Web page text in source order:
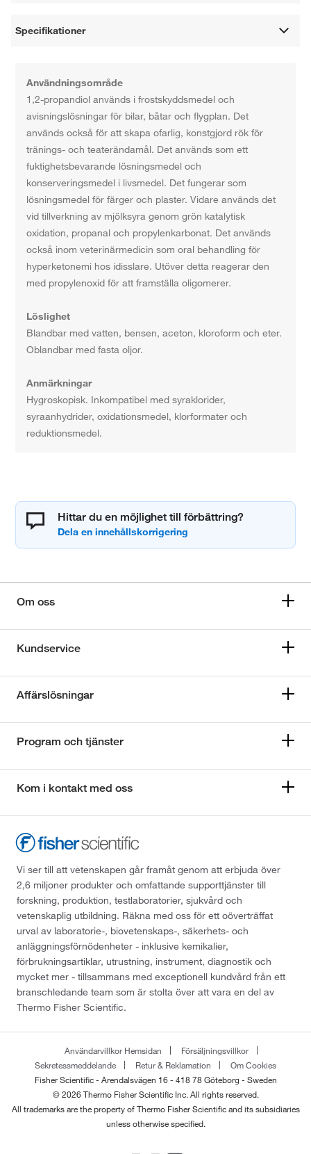
Specifikationer
Användningsområde
1,2-propandiol används i frostskyddsmedel och
avisningslösningar för bilar, båtar och flygplan. Det
används också för att skapa ofarlig, konstgjord rök för
tränings- och teaterändamål. Det används som ett
fuktighetsbevarande lösningsmedel och
konserveringsmedel i livsmedel. Det fungerar som
lösningsmedel för färger och plaster. Vidare används det
vid tillverkning av mjölksyra genom grön katalytisk
oxidation, propanal och propylenkarbonat. Det används
också inom veterinärmedicin som oral behandling för
hyperketonemi hos idisslare. Utöver detta reagerar den
med propylenoxid för att framställa oligomerer.
Löslighet
Blandbar med vatten, bensen, aceton, kloroform och eter.
Oblandbar med fasta oljor.
Anmärkningar
Hygroskopisk. Inkompatibel med syraklorider,
syraanhydrider, oxidationsmedel, klorformater och
reduktionsmedel.
Hittar du en möjlighet till förbättring?
Om oss
Kundservice
Affärslösningar
Program och tjänster
Kom i kontakt med oss
Vi ser till att vetenskapen går framåt genom att erbjuda över
2,6 miljoner produkter och omfattande supporttjänster till
forskning, produktion, testlaboratorier, sjukvård och
vetenskaplig utbildning. Räkna med oss för ett oöverträffat
urval av laboratorie-, biovetenskaps-, säkerhets- och
anläggningsförnödenheter - inklusive kemikalier,
förbrukningsartiklar, utrustning, instrument, diagnostik och
mycket mer - tillsammans med exceptionell kundvård från ett
branschledande team som är stolta över att vara en del av
Thermo Fisher Scientific.
Användarvillkor Hemsidan
Försäljningsvillkor
Sekretessmeddelande
Retur & Reklamation
Om Cookies
Fisher Scientific - Arendalsvägen 16 - 418 78 Göteborg - Sweden
© 2026 Thermo Fisher Scientific Inc. All rights reserved.
All trademarks are the property of Thermo Fisher Scientific and its subsidiaries
unless otherwise specified.